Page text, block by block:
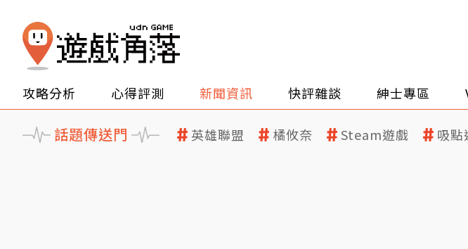
攻略分析 心得評測 新聞資訊 快評雜談 紳士專區
話題傳送門 英雄聯盟 橘攸奈 Steam遊戲 吸點